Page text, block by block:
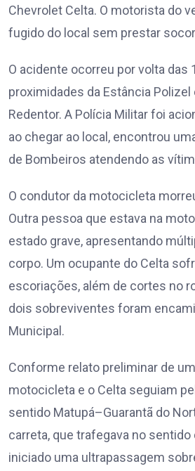
Chevrolet Celta. O motorista do
fugido do local sem prestar
O acidente ocorreu por volta das
proximidades da Estância Polizel
Redentor. A Polícia Militar foi
ao chegar ao local, encontrou
de Bombeiros atendendo as
O condutor da motocicleta
Outra pessoa que estava na
estado grave, apresentando
corpo. Um ocupante do Celta
escoriações, além de cortes no
dois sobreviventes foram
Municipal.
Conforme relato preliminar de
motocicleta e o Celta seguiam
sentido Matupá–Guarantã do
carreta, que trafegava no sentido
iniciado uma ultrapassagem